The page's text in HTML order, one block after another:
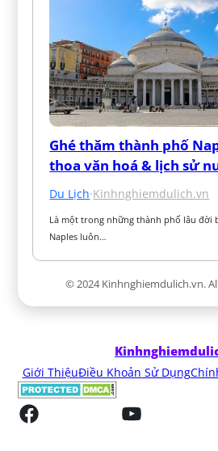
Ghé thăm thành phố
thoa văn hoá & lịch sử
Du Lịch·Kinhnghiemdulich.vn
Là một trong những thành phố lâu đời
Naples luôn…
© 2024 Kinhnghiemdulich.vn.
Giới ThiệuĐiều Khoản Sử Dụng